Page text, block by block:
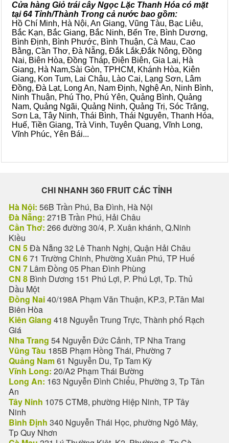
Cửa hàng Giỏ trái cây Ngọc Lặc Thanh Hóa có mặt
tại 64 Tỉnh/Thành Trong cả nước bao gồm:
Hồ Chí Minh, Hà Nội, An Giang, Vũng Tàu, Bạc Liêu,
Bắc Kạn, Bắc Giang, Bắc Ninh, Bến Tre, Bình Dương,
Bình Định, Bình Phước, Bình Thuận, Cà Mau, Cao
Bằng, Cần Thơ, Đà Nẵng, Đắk Lắk,Đắk Nông, Đồng
Nai, Biên Hòa, Đồng Tháp, Điện Biên, Gia Lai, Hà
Giang, Hà Nam,Sài Gòn, TPHCM, Khánh Hòa, Kiên
Giang, Kon Tum, Lai Châu, Lào Cai, Lạng Sơn, Lâm
Đồng, Đà Lạt, Long An, Nam Định, Nghệ An, Ninh Bình,
Ninh Thuận, Phú Thọ, Phú Yên, Quảng Bình, Quảng
Nam, Quảng Ngãi, Quảng Ninh, Quảng Trị, Sóc Trăng,
Sơn La, Tây Ninh, Thái Bình, Thái Nguyên, Thanh Hóa,
Huế, Tiền Giang, Trà Vinh, Tuyên Quang, Vĩnh Long,
Vĩnh Phúc, Yên Bái...
CHI NHANH 360 FRUIT CÁC TỈNH
Hà Nội: 56B Trần Phú, Ba Đình, Hà Nội
Đà Nẵng: 271B Trần Phú, Hải Châu
Cần Thơ: 266 đường 30/4, P. Xuân khánh, Q.Ninh
Kiều
CN 5Đà Nẵng 32 Lê Thanh Nghị, Quận Hải Châu
CN 671 Trường Chinh, Phường Xuân Phú, TP Huế
CN 7 Lâm Đồng 05 Phan Đình Phùng
CN 8 Bình Dương 151 Phú Lợi, P. Phú Lợi, Tp. Thủ
Dầu Một
Đồng Nai40/198A Phạm Văn Thuận, KP.3, P.Tân Mai
Biên Hòa
Kiên Giang 418 Nguyễn Trung Trực, Thành phố Rạch
Giá
Nha Trang 54 Nguyễn Đức Cảnh, TP Nha Trang
Vũng Tàu 185B Phạm Hồng Thái, Phường 7
Quảng Nam61 Nguyễn Du, Tp Tam Kỳ
Vĩnh Long: 20/A2 Phạm Thái Bường
Long An: 163 Nguyễn Đình Chiểu, Phường 3, Tp Tân
An
Tây Ninh 1075 CTM8, phường Hiệp Ninh, TP Tây
Ninh
Bình Định 340 Nguyễn Thái Học, phường Ngô Mây,
Tp Quy Nhơn